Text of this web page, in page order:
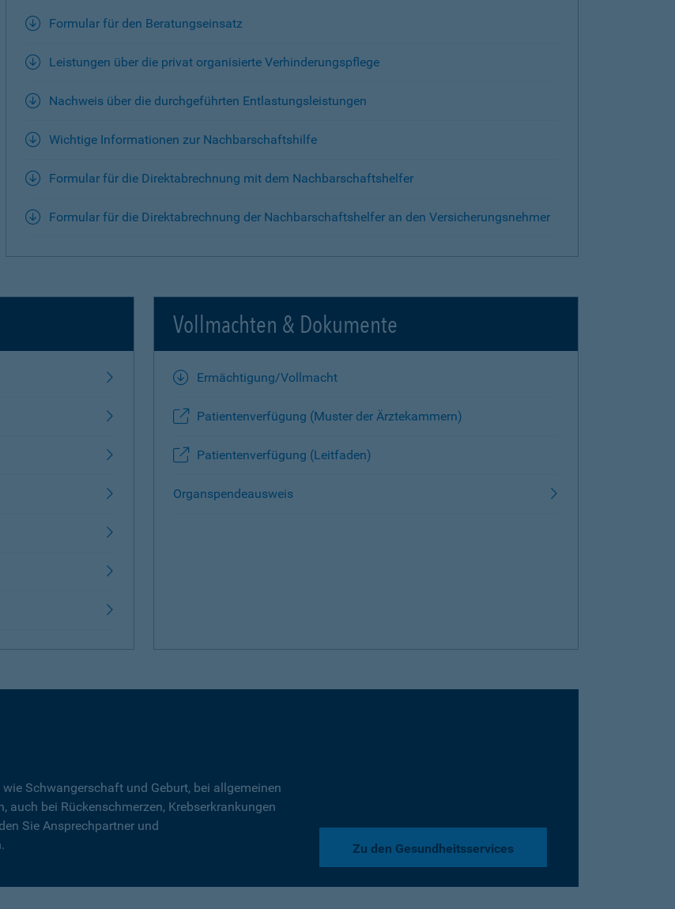
Formular für den Beratungseinsatz
Leistungen über die privat organisierte Verhinderungspflege
Nachweis über die durchgeführten Entlastungsleistungen
Wichtige Informationen zur Nachbarschaftshilfe
Formular für die Direktabrechnung mit dem Nachbarschaftshelfer
Formular für die Direktabrechnung der Nachbarschaftshelfer an den Versicherungsnehmer
Vollmachten & Dokumente
Ermächtigung/Vollmacht
Patientenverfügung (Muster der Ärztekammern)
Patientenverfügung (Leitfaden)
Organspendeausweis
Schwangerschaft und Geburt, bei allgemeinen
bei Rückenschmerzen, Krebserkrankungen
Sie Ansprechpartner und
Zu den Gesundheitsservices